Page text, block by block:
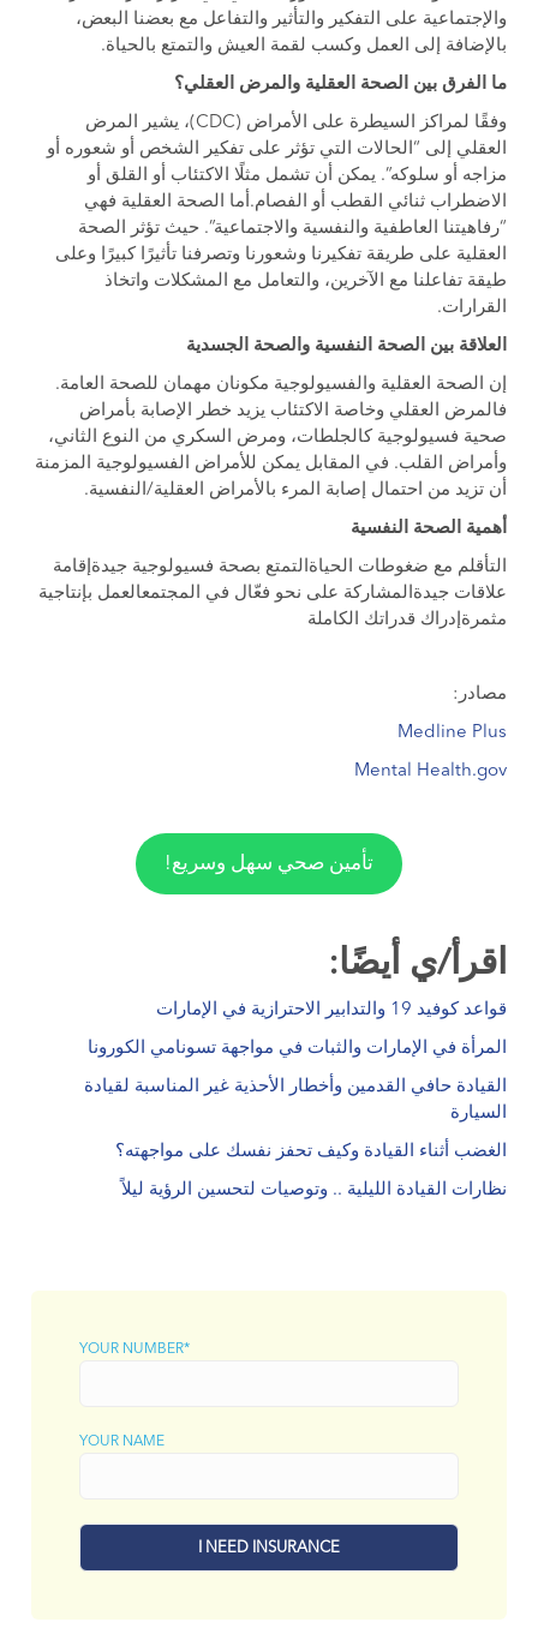
والإجتماعية على التفكير والتأثير والتفاعل مع بعضنا البعض،
بالإضافة إلى العمل وكسب لقمة العيش والتمتع بالحياة.
ما الفرق بين الصحة العقلية والمرض العقلي؟
وفقًا لمراكز السيطرة على الأمراض (CDC)، يشير المرض
العقلي إلى “الحالات التي تؤثر على تفكير الشخص أو شعوره أو
مزاجه أو سلوكه”. يمكن أن تشمل مثلًا الاكتئاب أو القلق أو
الاضطراب ثنائي القطب أو الفصام.أما الصحة العقلية فهي
“رفاهيتنا العاطفية والنفسية والاجتماعية”. حيث تؤثر الصحة
العقلية على طريقة تفكيرنا وشعورنا وتصرفنا تأثيرًا كبيرًا وعلى
طيقة تفاعلنا مع الآخرين، والتعامل مع المشكلات واتخاذ
القرارات.
العلاقة بين الصحة النفسية والصحة الجسدية
إن الصحة العقلية والفسيولوجية مكونان مهمان للصحة العامة.
فالمرض العقلي وخاصة الاكتئاب يزيد خطر الإصابة بأمراض
صحية فسيولوجية كالجلطات، ومرض السكري من النوع الثاني،
وأمراض القلب. في المقابل يمكن للأمراض الفسيولوجية المزمنة
أن تزيد من احتمال إصابة المرء بالأمراض العقلية/النفسية.
أهمية الصحة النفسية
التأقلم مع ضغوطات الحياةالتمتع بصحة فسيولوجية جيدةإقامة
علاقات جيدةالمشاركة على نحو فعّال في المجتمعالعمل بإنتاجية
مثمرةإدراك قدراتك الكاملة
مصادر:
Medline Plus
Mental Health.gov
تأمين صحي سهل وسريع!
اقرأ/ي أيضًا:
قواعد كوفيد 19 والتدابير الاحترازية في الإمارات
المرأة في الإمارات والثبات في مواجهة تسونامي الكورونا
القيادة حافي القدمين وأخطار الأحذية غير المناسبة لقيادة
السيارة
الغضب أثناء القيادة وكيف تحفز نفسك على مواجهته؟
نظارات القيادة الليلية .. وتوصيات لتحسين الرؤية ليلاً
YOUR NUMBER*
YOUR NAME